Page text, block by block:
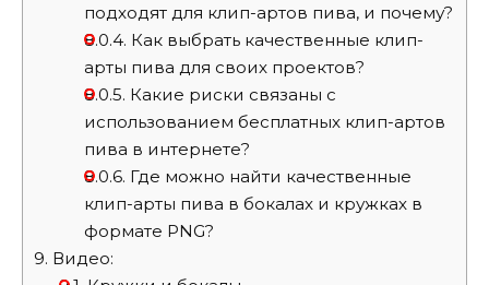
подходят для клип-артов пива, и почему?
8.0.4. Как выбрать качественные клип-
арты пива для своих проектов?
8.0.5. Какие риски связаны с
использованием бесплатных клип-артов
пива в интернете?
8.0.6. Где можно найти качественные
клип-арты пива в бокалах и кружках в
формате PNG?
9. Видео: